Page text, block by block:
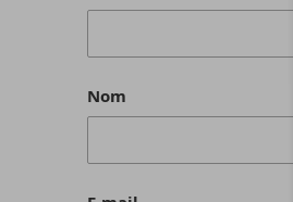
Nom